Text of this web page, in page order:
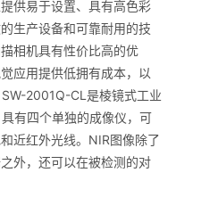
供易于设置、具有高色彩
生产设备和可靠耐用的技
相机具有性价比高的优
应用提供低拥有成本，以
2001Q-CL是棱镜式工业
有四个单独的成像仪，可
近红外光线。NIR图像除了
外，还可以在被检测的对